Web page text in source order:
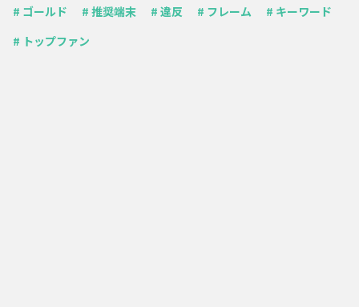
# ゴールド
# 推奨端末 # 違反 # フレーム
# キーワード
# トップファン